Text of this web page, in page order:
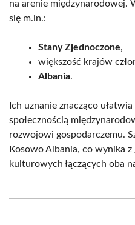
na arenie międzynarodowej.
się m.in.:
Stany Zjednoczone,
większość krajów
Albania.
Ich uznanie znacząco
społecznością
rozwojowi gospodarczemu.
Kosowo Albania, co wynika
kulturowych łączących oba